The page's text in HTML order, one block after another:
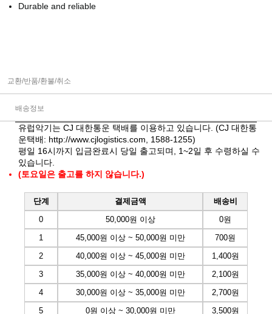
Durable and reliable
교환/반품/환불/취소
배송정보
유럽악기는 CJ 대한통운 택배를 이용하고 있습니다. (CJ 대한통
운택배: http://www.cjlogistics.com , 1588-1255)
평일 16시까지 입금완료시 당일 출고되며, 1~2일 후 수령하실 수
있습니다.
(토요일은 출고를 하지 않습니다.)
단계 결제금액
배송비
0
50,000원 이상
0원
1
45,000원 이상 ~ 50,000원 미만
700원
2
40,000원 이상 ~ 45,000원 미만
1,400원
3
35,000원 이상 ~ 40,000원 미만
2,100원
4
30,000원 이상 ~ 35,000원 미만
2,700원
5
0원 이상 ~ 30,000원 미만 3,500원